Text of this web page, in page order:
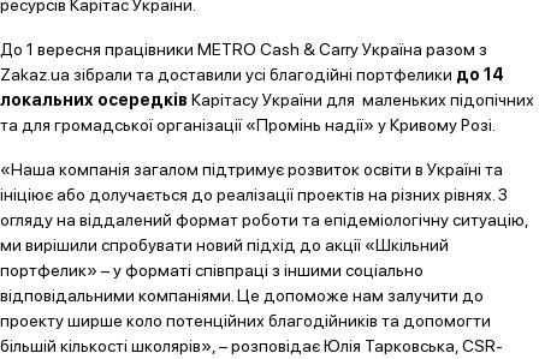
ресурсів Карітас України.
До 1 вересня працівники METRO Cash & Carry Україна разом з
Zakaz.ua зібрали та доставили усі благодійні портфелики до 14
локальних осередків Карітасу України для маленьких підопічних
та для громадської організації «Промінь надії» у Кривому Розі.
«Наша компанія загалом підтримує розвиток освіти в Україні та
ініціює або долучається до реалізації проектів на різних рівнях. З
огляду на віддалений формат роботи та епідеміологічну ситуацію,
ми вирішили спробувати новий підхід до акції «Шкільний
портфелик» – у форматі співпраці з іншими соціально
відповідальними компаніями. Це допоможе нам залучити до
проекту ширше коло потенційних благодійників та допомогти
більшій кількості школярів», – розповідає Юлія Тарковська, CSR-